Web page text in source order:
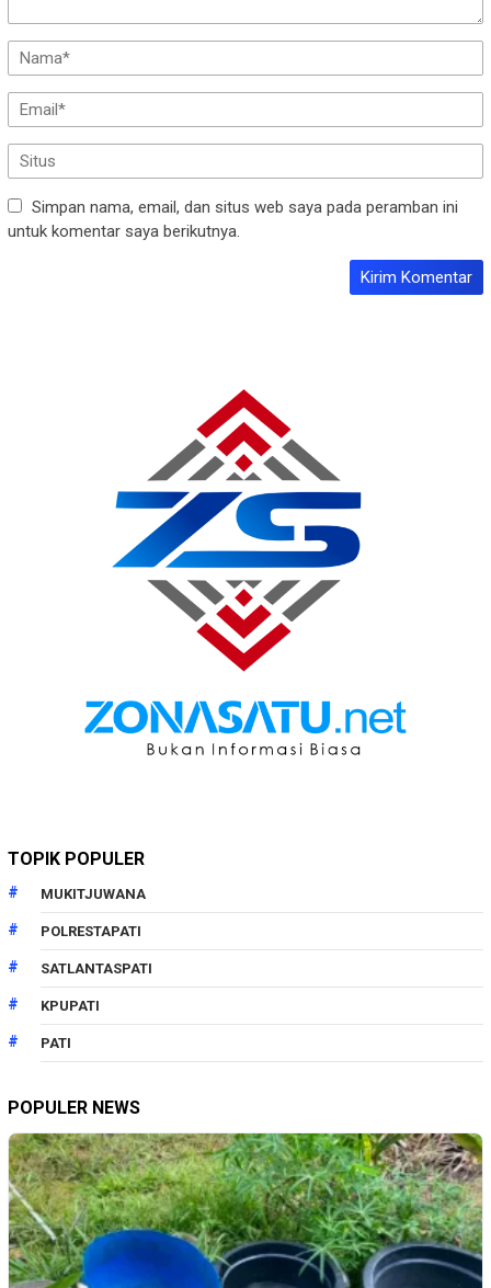
Simpan nama, email, dan situs web saya pada peramban ini
untuk komentar saya berikutnya.
TOPIK POPULER
MUKITJUWANA
POLRESTAPATI
SATLANTASPATI
KPUPATI
PATI
POPULER NEWS